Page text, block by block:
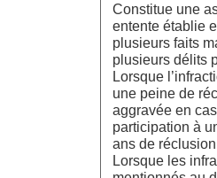
Constitue une
entente établie
plusieurs faits
plusieurs délits
Lorsque
une peine de
aggravée en
participation à
ans de
Lorsque les